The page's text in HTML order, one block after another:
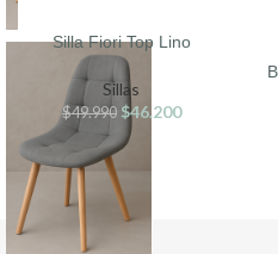
SELECCIONAR OPCIONES
Silla Fiori Top Lino
Sillas
$49.990 $46.200